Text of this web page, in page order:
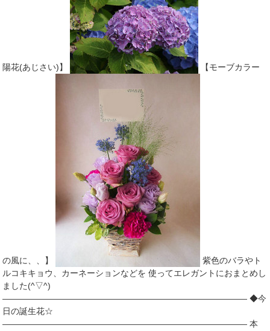
陽花(あじさい)】 【モーブカラー
の風に、、】
紫色のバラやト
ルコキキョウ、カーネーションなどを 使ってエレガントにおまとめし
ました(^▽^)
――――――――――――――――――――――――――――― ◆今
日の誕生花☆
――――――――――――――――――――――――――――― 本